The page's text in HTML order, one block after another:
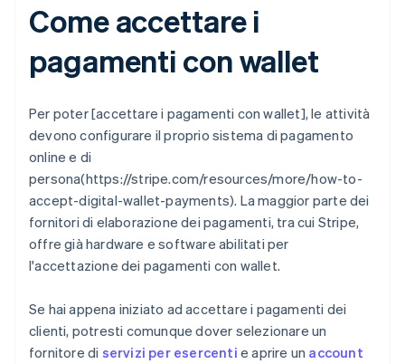
Come accettare i
pagamenti con wallet
Per poter [accettare i pagamenti con wallet], le attività
devono configurare il proprio sistema di pagamento
online e di
persona(https://stripe.com/resources/more/how-to-
accept-digital-wallet-payments). La maggior parte dei
fornitori di elaborazione dei pagamenti, tra cui Stripe,
offre già hardware e software abilitati per
l'accettazione dei pagamenti con wallet.
Se hai appena iniziato ad accettare i pagamenti dei
clienti, potresti comunque dover selezionare un
fornitore di servizi per esercenti e aprire un account